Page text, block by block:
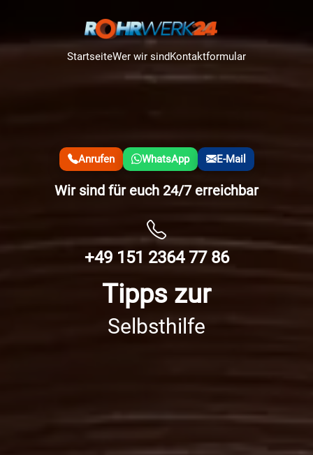
StartseiteWer wir sindKontaktformular
Anrufen WhatsApp E-Mail
Wir sind für euch 24/7 erreichbar
+49 151 2364 77 86
Tipps zur
Selbsthilfe